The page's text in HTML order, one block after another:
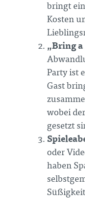
bringt
Kosten
„Bring
Party ist
Gast
wobei
gesetzt
oder
haben